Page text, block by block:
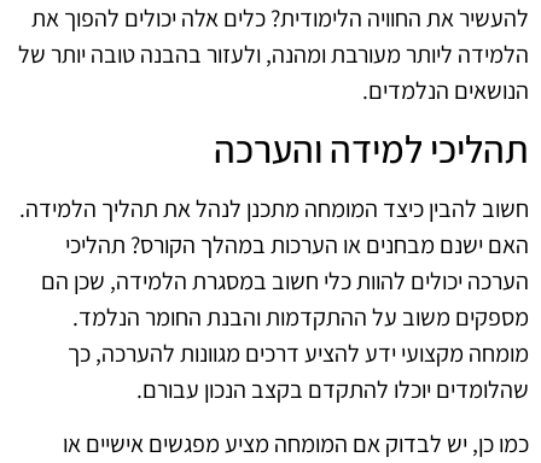
להעשיר את החוויה הלימודית? כלים אלה יכולים להפוך את
הלמידה ליותר מעורבת ומהנה, ולעזור בהבנה טובה יותר של
הנושאים הנלמדים.
תהליכי למידה והערכה
חשוב להבין כיצד המומחה מתכנן לנהל את תהליך הלמידה.
האם ישנם מבחנים או הערכות במהלך הקורס? תהליכי
הערכה יכולים להוות כלי חשוב במסגרת הלמידה, שכן הם
מספקים משוב על ההתקדמות והבנת החומר הנלמד.
מומחה מקצועי ידע להציע דרכים מגוונות להערכה, כך
שהלומדים יוכלו להתקדם בקצב הנכון עבורם.
כמו כן, יש לבדוק אם המומחה מציע מפגשים אישיים או